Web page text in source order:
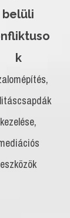
belüli
k
kezelése,
eszközök